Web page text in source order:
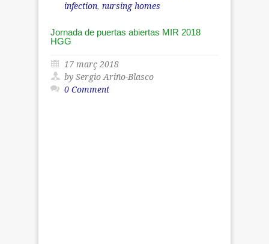
infection, nursing homes
Jornada de puertas abiertas MIR 2018
HGG
17 març 2018
by Sergio Ariño-Blasco
0 Comment